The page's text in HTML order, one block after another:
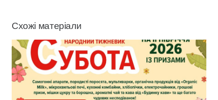
Схожі матеріали